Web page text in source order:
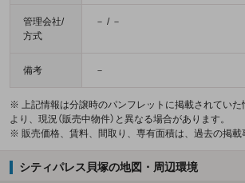
管理会社/
方式
－ / －
備考 －
※ 上記情報は分譲時のパンフレットに掲載されていた
より、現況（販売中物件）と異なる場合があります。
※ 販売価格、賃料、間取り、専有面積は、過去の掲載
シティパレス貝塚の地図・周辺環境